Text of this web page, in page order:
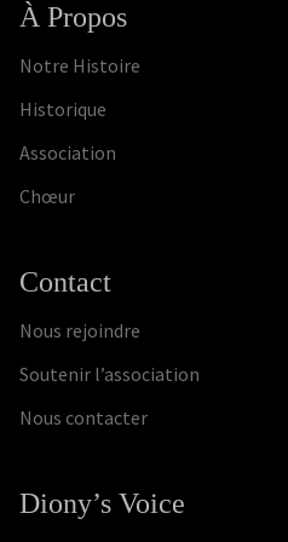
Diony’s Voice
À Propos
Notre Histoire
Historique
Association
Chœur
Contact
Nous rejoindre
Soutenir l’association
Nous contacter